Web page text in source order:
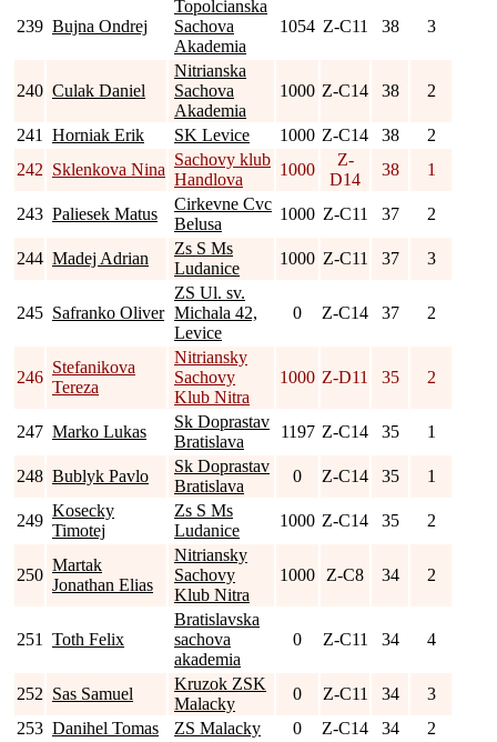
239 Bujna Ondrej
Topolcianska
Sachova
Akademia
1054 Z-C11 38 3
240 Culak Daniel
Nitrianska
Sachova
Akademia
1000 Z-C14 38 2
241 Horniak Erik SK Levice 1000 Z-C14 38
2
242 Sklenkova Nina
Sachovy klub
Handlova
1000
Z-
D14
38 1
243 Paliesek Matus
Cirkevne Cvc
Belusa
1000 Z-C11 37 2
244 Madej Adrian
Zs S Ms
Ludanice
1000 Z-C11 37 3
245 Safranko Oliver
ZS Ul. sv.
Michala 42,
Levice
0 Z-C14 37 2
246
Stefanikova
Tereza
Nitriansky
Sachovy
Klub Nitra
1000 Z-D11 35 2
247 Marko Lukas
Sk Doprastav
Bratislava
1197 Z-C14 35 1
248 Bublyk Pavlo
Sk Doprastav
Bratislava
0 Z-C14 35 1
249
Kosecky
Timotej
Zs S Ms
Ludanice
1000 Z-C14 35 2
250
Martak
Jonathan Elias
Nitriansky
Sachovy
Klub Nitra
1000 Z-C8 34 2
251 Toth Felix
Bratislavska
sachova
akademia
0 Z-C11 34 4
252 Sas Samuel
Kruzok ZSK
Malacky
0 Z-C11 34
3
253 Danihel Tomas ZS Malacky 0 Z-C14 34 2